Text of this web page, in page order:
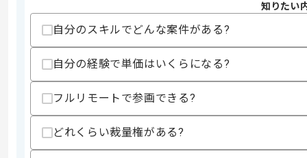
・TypeScriptを用いた開発経験
スキルに不安がある方へ
エージェントからのコ
独自に様々なコンテンツをワンプラッ
エンタメ系サービスに興味のある方に
知りたい
自分のスキルでどんな案件がある?
自分の経験で単価はいくらになる?
フルリモートで参画できる?
どれくらい裁量権がある?